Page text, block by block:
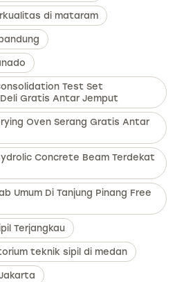
di mataram
Test Set
Gratis Antar Jemput
Oven Serang Gratis Antar
Concrete Beam Terdekat
Umum Di Tanjung Pinang Free
Terjangkau
teknik sipil di medan